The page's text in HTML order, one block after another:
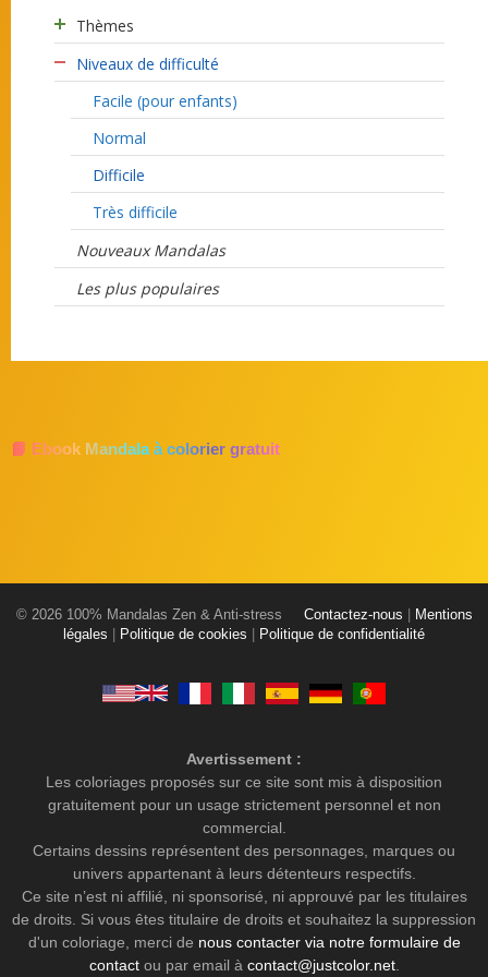
Thèmes
Niveaux de difficulté
Facile (pour enfants)
Normal
Difficile
Très difficile
Nouveaux Mandalas
Les plus populaires
📘 Ebook Mandala à colorier gratuit
© 2026 100% Mandalas Zen & Anti-stress Contactez-nous
Mentions
légales
Politique de cookies Politique de confidentialité
Avertissement :
Les coloriages proposés sur ce site sont mis à disposition
gratuitement pour un usage strictement personnel et non
commercial.
Certains dessins représentent des personnages, marques ou
univers appartenant à leurs détenteurs respectifs.
Ce site n’est ni affilié, ni sponsorisé, ni approuvé par les titulaires
de droits. Si vous êtes titulaire de droits et souhaitez la suppression
d'un coloriage, merci de nous contacter via notre formulaire de
contactou par email à contact@justcolor.net.